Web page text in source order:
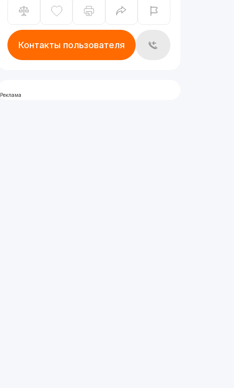
Контакты пользователя
Реклама